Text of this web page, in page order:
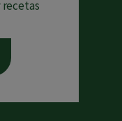
recetas